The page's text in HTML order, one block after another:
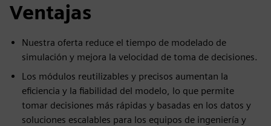
Ventajas
Nuestra oferta reduce el tiempo de modelado de
simulación y mejora la velocidad de toma de decisiones.
Los módulos reutilizables y precisos aumentan la
eficiencia y la fiabilidad del modelo, lo que permite
tomar decisiones más rápidas y basadas en los datos y
soluciones escalables para los equipos de ingeniería y